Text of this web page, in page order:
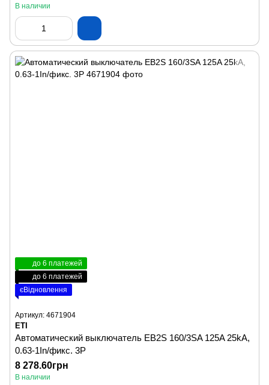
В наличии
до 6 платежей
до 6 платежей
єВідновлення
Артикул: 4671904
ETI
Автоматический выключатель EB2S 160/3SA 125A 25kA,
0.63-1In/фикс. 3P
8 278.60грн
В наличии